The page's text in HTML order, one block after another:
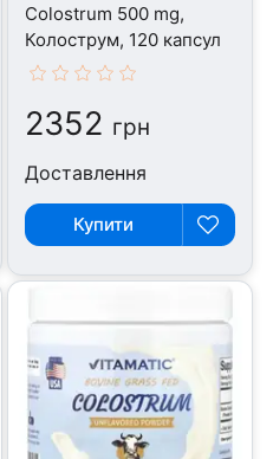
Colostrum 500 mg,
Колострум, 120 капсул
2352 грн
Доставлення
Купити